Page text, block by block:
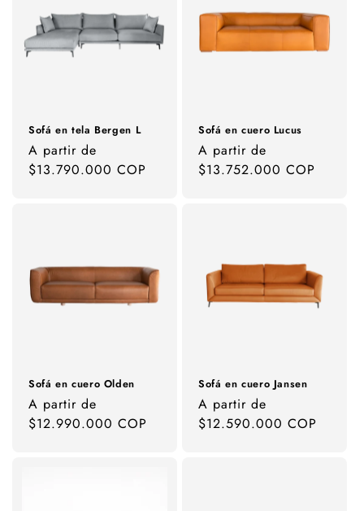
Sofá en tela Bergen L
Precio
habitual
A partir de
$13.790.000 COP
Sofá en cuero Lucus
Precio
habitual
A partir de
$13.752.000 COP
Sofá en cuero Olden
Precio
habitual
A partir de
$12.990.000 COP
Sofá en cuero Jansen
Precio
habitual
A partir de
$12.590.000 COP